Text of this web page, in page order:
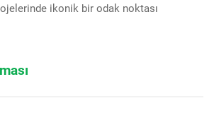
ikonik bir odak noktası